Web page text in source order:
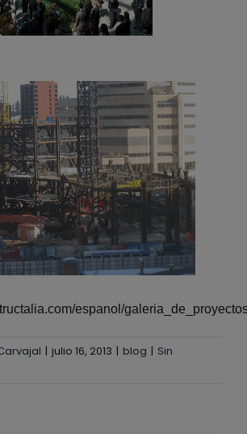
espanol/
| julio 16, 2013 | blog | Sin